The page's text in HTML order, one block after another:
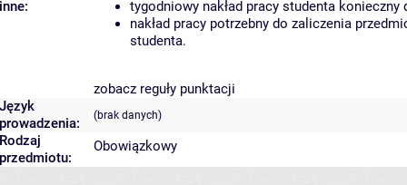
inne:
tygodniowy nakład pracy studenta
nakład pracy potrzebny do zaliczenia
studenta.
zobacz reguły punktacji
Język
prowadzenia:
(brak danych)
Rodzaj
przedmiotu:
Obowiązkowy